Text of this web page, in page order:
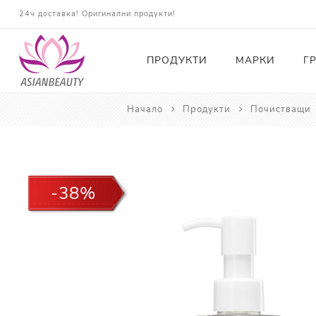
24ч доставка! Оригинални продукти!
ПРОДУКТИ
Почистващи
Карти за Подарък
МАРКИ
Начало Продукти Почистващи
-38%